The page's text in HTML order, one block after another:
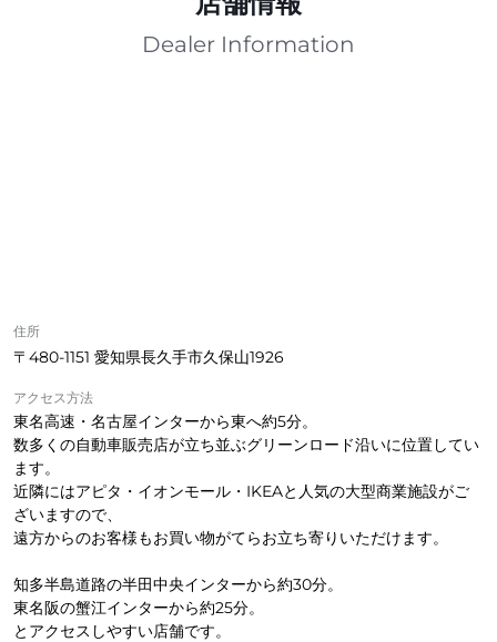
Dealer Information
住所
〒480-1151 愛知県長久手市久保山1926
アクセス方法
東名高速・名古屋インターから東へ約5分。
数多くの自動車販売店が立ち並ぶグリーンロード沿いに位置してい
ます。
近隣にはアピタ・イオンモール・IKEAと人気の大型商業施設がご
ざいますので、
遠方からのお客様もお買い物がてらお立ち寄りいただけます。
知多半島道路の半田中央インターから約30分。
東名阪の蟹江インターから約25分。
とアクセスしやすい店舗です。